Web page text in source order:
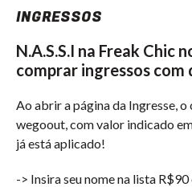
INGRESSOS
N.A.S.S.I na Freak Chic
comprar ingressos com
Ao abrir a página da Ingresse,
wegoout, com valor indicado
já está aplicado!
-> Insira seu nome na lista